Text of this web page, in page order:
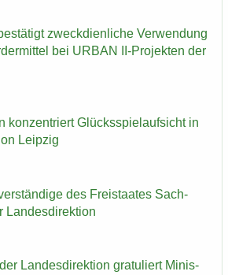
zweck­dien­li­che Ver­wen­dung
bei URBAN II-​Projekten der
kon­zen­triert Glücks­spiel­auf­sicht in
Leip­zig
des Frei­staa­tes Sach­
Lan­des­di­rek­ti­on
Lan­des­di­rek­ti­on gra­tu­liert Mi­nis­